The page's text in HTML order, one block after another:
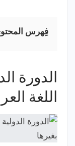
فِهرس
الدورة
اللغة